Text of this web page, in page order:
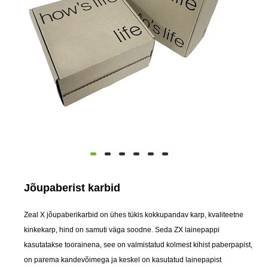
Jõupaberist karbid
Zeal X jõupaberikarbid on ühes tükis kokkupandav karp, kvaliteetne
kinkekarp, hind on samuti väga soodne. Seda ZX lainepappi
kasutatakse toorainena, see on valmistatud kolmest kihist paberpapist,
on parema kandevõimega ja keskel on kasutatud lainepapist